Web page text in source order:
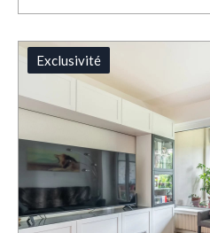
Exclusivité